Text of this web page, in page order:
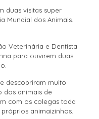
duas visitas super
Mundial dos Animais.
Veterinária e Dentista
para ouvirem duas
descobriram muito
dos animais de
com os colegas toda
animaizinhos.